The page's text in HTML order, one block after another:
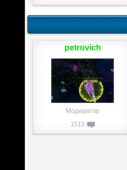
petrovich
Модератор
1515